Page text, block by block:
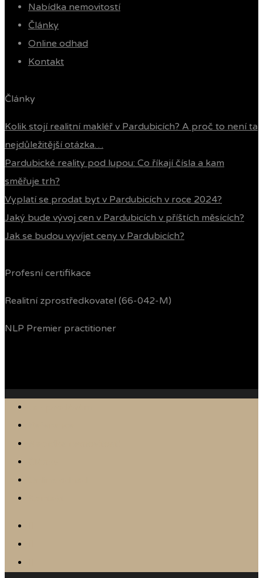
Nabídka nemovitostí
Články
Online odhad
Kontakt
Články
Kolik stojí realitní makléř v Pardubicích? A proč to není ta
nejdůležitější otázka…
Pardubické reality pod lupou: Co říkají čísla a kam
směřuje trh?
Vyplatí se prodat byt v Pardubicích v roce 2024?
Jaký bude vývoj cen v Pardubicích v příštích měsících?
Jak se budou vyvíjet ceny v Pardubicích?
Profesní certifikace
Realitní zprostředkovatel (66-042-M)
NLP Premier practitioner